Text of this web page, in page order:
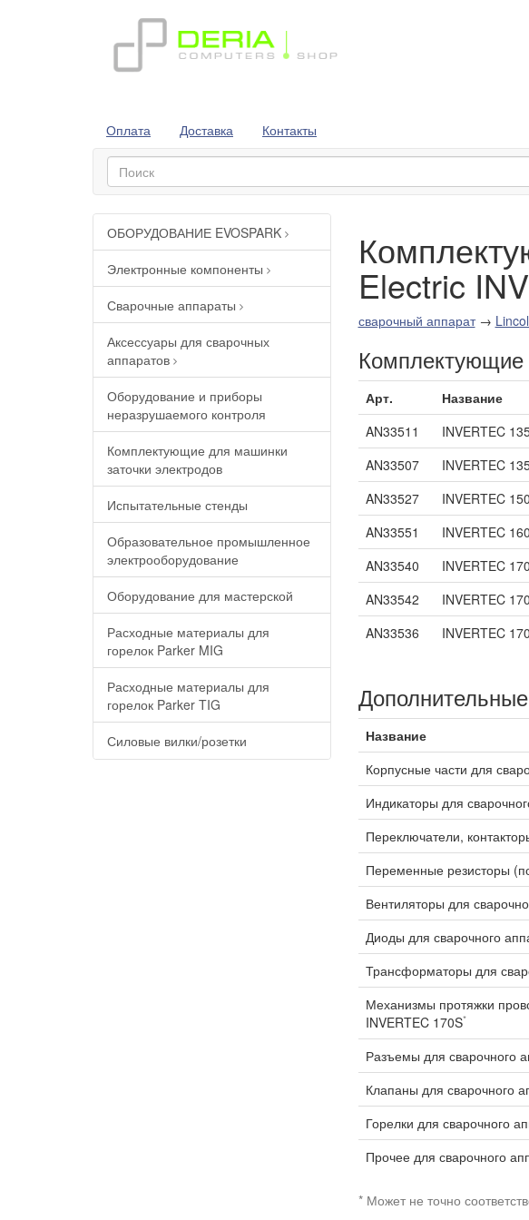
Оплата Доставка Контакты
ОБОРУДОВАНИЕ EVOSPARK
Электронные компоненты
Сварочные аппараты
Аксессуары для сварочных
аппаратов
Оборудование и приборы
неразрушаемого контроля
Комплектующие для машинки
заточки электродов
Испытательные стенды
Образовательное промышленное
электрооборудование
Оборудование для мастерской
Расходные материалы для
горелок Parker MIG
Расходные материалы для
горелок Parker TIG
Силовые вилки/розетки
Electric
сварочный аппарат→
Арт. Название
AN33511
INVERTEC
AN33507
INVERTEC
AN33527
INVERTEC
AN33551
INVERTEC
AN33540
INVERTEC
AN33542
INVERTEC
AN33536
INVERTEC
Название
Корпусные части для
Индикаторы для
Переключатели,
Переменные резисторы
Вентиляторы для
Диоды для сварочного
Трансформаторы для
Механизмы протяжки
INVERTEC 170S*
Разъемы для сварочного
Клапаны для сварочного
Горелки для сварочного
Прочее для сварочного
* Может не точно